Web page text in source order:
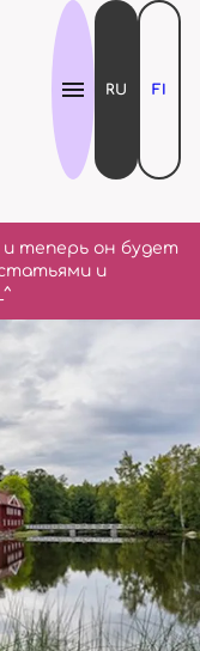
теперь он будет
и
RU FI